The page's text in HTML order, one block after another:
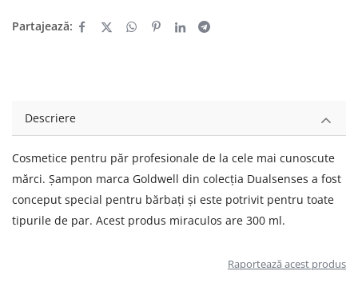
Partajează:
Descriere
Cosmetice pentru păr profesionale de la cele mai cunoscute
mărci. Șampon marca Goldwell din colecția Dualsenses a fost
conceput special pentru bărbați și este potrivit pentru toate
tipurile de par. Acest produs miraculos are 300 ml.
Raportează acest produs